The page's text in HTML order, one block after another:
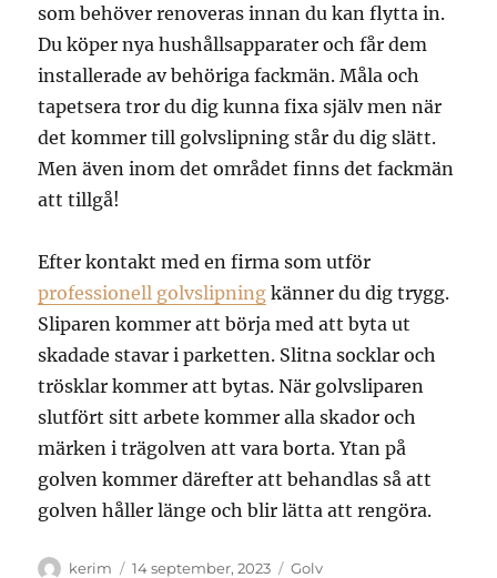
som behöver renoveras innan du kan flytta in.
Du köper nya hushållsapparater och får dem
installerade av behöriga fackmän. Måla och
tapetsera tror du dig kunna fixa själv men när
det kommer till golvslipning står du dig slätt.
Men även inom det området finns det fackmän
att tillgå!
Efter kontakt med en firma som utför
professionell golvslipning känner du dig trygg.
Sliparen kommer att börja med att byta ut
skadade stavar i parketten. Slitna socklar och
trösklar kommer att bytas. När golvsliparen
slutfört sitt arbete kommer alla skador och
märken i trägolven att vara borta. Ytan på
golven kommer därefter att behandlas så att
golven håller länge och blir lätta att rengöra.
Författare
kerim
Publicerat
14 september, 2023 Kategorier
Golv